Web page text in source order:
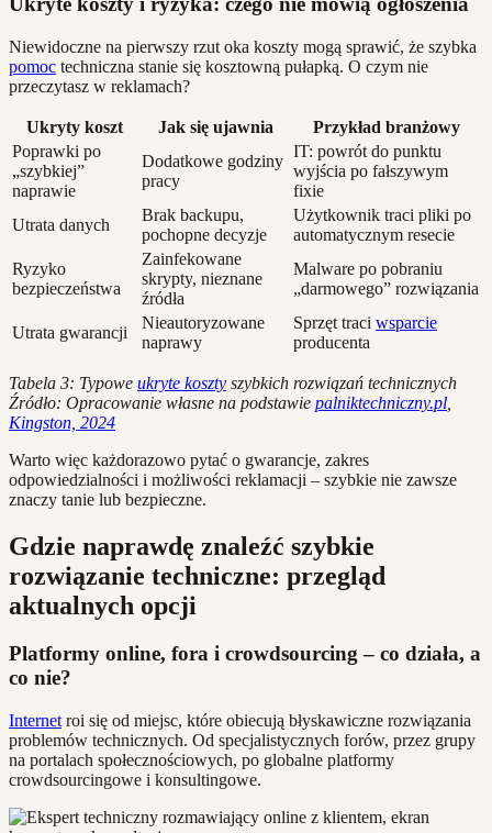
Niewidoczne na pierwszy rzut oka koszty mogą sprawić, że szybka
pomoc techniczna stanie się kosztowną pułapką. O czym nie
przeczytasz w reklamach?
Ukryty koszt Jak się ujawnia
Przykład branżowy
Poprawki po
„szybkiej”
naprawie
Dodatkowe godziny
pracy
IT: powrót do punktu
wyjścia po fałszywym
fixie
Utrata danych
Brak backupu,
pochopne decyzje
Użytkownik traci pliki po
automatycznym resecie
Ryzyko
bezpieczeństwa
Zainfekowane
skrypty, nieznane
źródła
Malware po pobraniu
„darmowego” rozwiązania
Utrata gwarancji
Nieautoryzowane
naprawy
Sprzęt traci wsparcie
producenta
Tabela 3: Typowe ukryte koszty szybkich rozwiązań technicznych
Źródło: Opracowanie własne na podstawie palniktechniczny.pl
Kingston, 2024
Warto więc każdorazowo pytać o gwarancje, zakres
odpowiedzialności i możliwości reklamacji – szybkie nie zawsze
znaczy tanie lub bezpieczne.
Gdzie naprawdę znaleźć szybkie
rozwiązanie techniczne: przegląd
aktualnych opcji
Platformy online, fora i crowdsourcing – co działa, a
co nie?
Internet roi się od miejsc, które obiecują błyskawiczne rozwiązania
problemów technicznych. Od specjalistycznych forów, przez grupy
na portalach społecznościowych, po globalne platformy
crowdsourcingowe i konsultingowe.